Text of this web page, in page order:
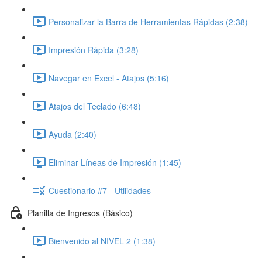
Personalizar la Barra de Herramientas Rápidas (2:38)
Impresión Rápida (3:28)
Navegar en Excel - Atajos (5:16)
Atajos del Teclado (6:48)
Ayuda (2:40)
Eliminar Líneas de Impresión (1:45)
Cuestionario #7 - Utilidades
Planilla de Ingresos (Básico)
Bienvenido al NIVEL 2 (1:38)